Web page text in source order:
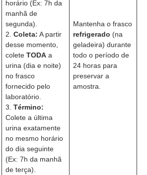
horário (Ex: 7h da
manhã de
segunda).
2. Coleta: A partir
desse momento,
colete TODAa
urina (dia e noite)
no frasco
fornecido pelo
laboratório.
3. Término:
Colete a última
urina exatamente
no mesmo horário
do dia seguinte
(Ex: 7h da manhã
de terça).
Mantenha o frasco
refrigerado (na
geladeira) durante
todo o período de
24 horas para
preservar a
amostra.